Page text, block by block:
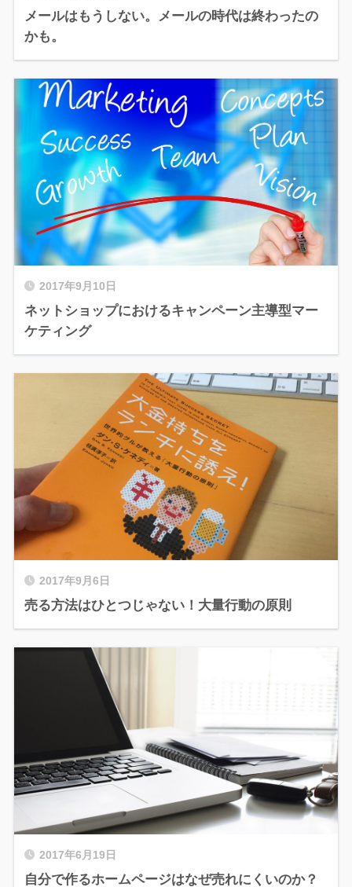
メールはもうしない。メールの時代は終わったの
かも。
2017年9月10日
ネットショップにおけるキャンペーン主導型マー
ケティング
2017年9月6日
売る方法はひとつじゃない！大量行動の原則
2017年6月19日
自分で作るホームページはなぜ売れにくいのか？